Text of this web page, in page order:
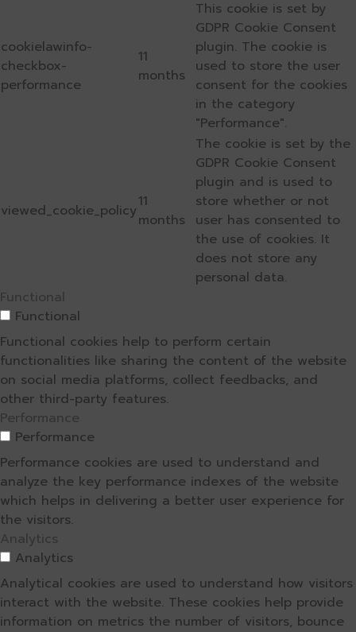
cookielawinfo-
checkbox-
performance
11
months
This cookie is set by
GDPR Cookie Consent
plugin. The cookie is
used to store the user
consent for the cookies
in the category
"Performance".
viewed_cookie_policy11
months
The cookie is set by the
GDPR Cookie Consent
plugin and is used to
store whether or not
user has consented to
the use of cookies. It
does not store any
personal data.
Functional
Functional
Functional cookies help to perform certain
functionalities like sharing the content of the website
on social media platforms, collect feedbacks, and
other third-party features.
Performance
Performance
Performance cookies are used to understand and
analyze the key performance indexes of the website
which helps in delivering a better user experience for
the visitors.
Analytics
Analytics
Analytical cookies are used to understand how visitors
interact with the website. These cookies help provide
information on metrics the number of visitors, bounce